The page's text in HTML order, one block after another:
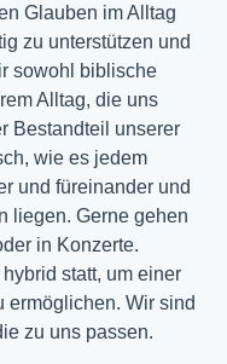
Glauben im Alltag
zu unterstützen und
sowohl biblische
Alltag, die uns
Bestandteil unserer
wie es jedem
und füreinander und
liegen. Gerne gehen
in Konzerte.
statt, um einer
ermöglichen. Wir sind
zu uns passen.